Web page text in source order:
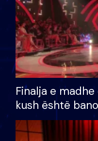
Finalja e
kush është
shtëpinë dhe
të fituar